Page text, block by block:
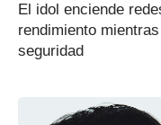
El idol enciende
rendimiento
seguridad